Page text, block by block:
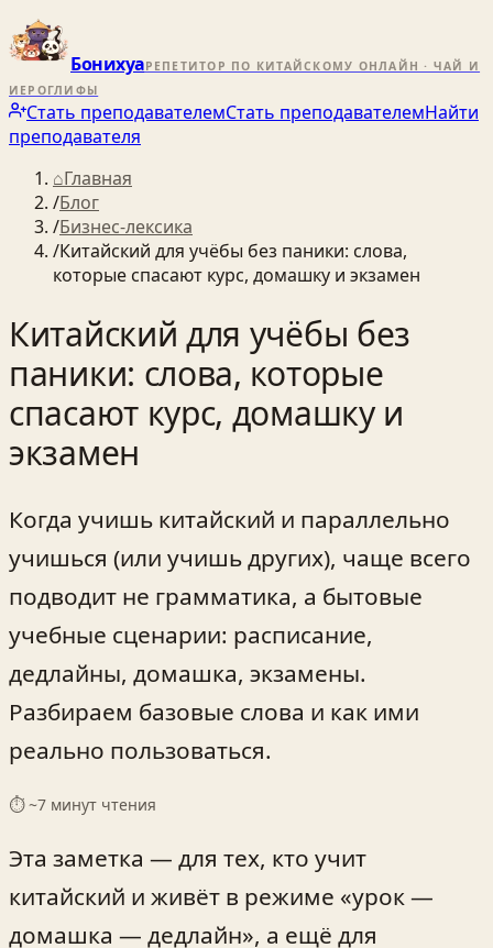
БонихуаРЕПЕТИТОР ПО КИТАЙСКОМУ ОНЛАЙН · ЧАЙ И
ИЕРОГЛИФЫ
Стать преподавателемСтать преподавателемНайти
преподавателя
⌂Главная
/Блог
/Бизнес-лексика
/Китайский для учёбы без паники: слова,
которые спасают курс, домашку и экзамен
Китайский для учёбы без
паники: слова, которые
спасают курс, домашку и
экзамен
Когда учишь китайский и параллельно
учишься (или учишь других), чаще всего
подводит не грамматика, а бытовые
учебные сценарии: расписание,
дедлайны, домашка, экзамены.
Разбираем базовые слова и как ими
реально пользоваться.
⏱ ~7 минут чтения
Эта заметка — для тех, кто учит
китайский и живёт в режиме «урок —
домашка — дедлайн», а ещё для